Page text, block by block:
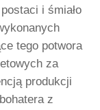
i śmiało
tego potwora
za
produkcji
z